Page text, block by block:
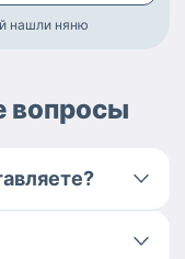
нашли няню
вопросы